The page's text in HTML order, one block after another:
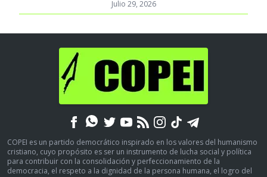
Julio 29, 2026
COPEI es un partido democrático inspirado en los valores del humanismo
cristiano, cuyo propósito es ser un instrumento de lucha social y política
para contribuir con la consolidación y perfeccionamiento de la
democracia, el respeto a la dignidad de la persona humana, el logro del